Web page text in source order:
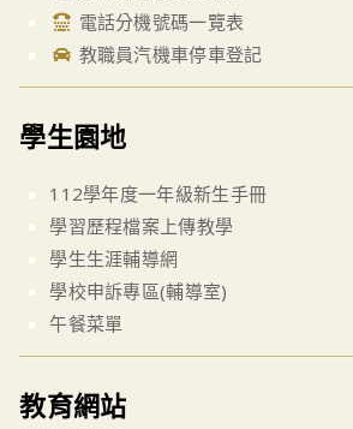
電話分機號碼一覽表
教職員汽機車停車登記
學生園地
112學年度一年級新生手冊
學習歷程檔案上傳教學
學生生涯輔導網
學校申訴專區(輔導室)
午餐菜單
教育網站